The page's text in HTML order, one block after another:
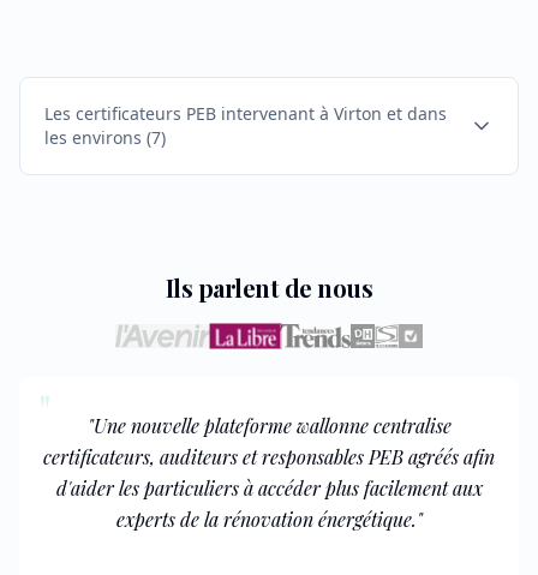
Les certificateurs PEB intervenant à Virton et dans
les environs (7)
Ils parlent de nous
" "Une nouvelle plateforme wallonne centralise
certificateurs, auditeurs et responsables PEB agréés afin
d'aider les particuliers à accéder plus facilement aux
experts de la rénovation énergétique."